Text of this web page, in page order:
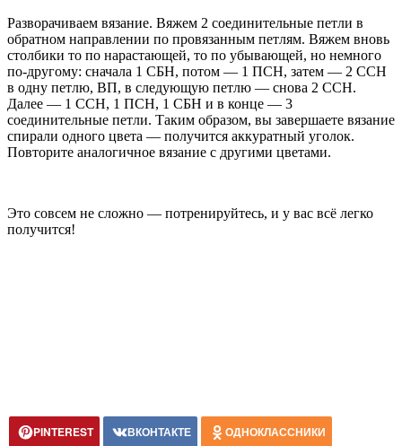
Разворачиваем вязание. Вяжем 2 соединительные петли в
обратном направлении по провязанным петлям. Вяжем вновь
столбики то по нарастающей, то по убывающей, но немного
по-другому: сначала 1 СБН, потом — 1 ПСН, затем — 2 ССН
в одну петлю, ВП, в следующую петлю — снова 2 ССН.
Далее — 1 ССН, 1 ПСН, 1 СБН и в конце — 3
соединительные петли. Таким образом, вы завершаете вязание
спирали одного цвета — получится аккуратный уголок.
Повторите аналогичное вязание с другими цветами.
Это совсем не сложно — потренируйтесь, и у вас всё легко
получится!
PINTEREST ВКОНТАКТЕ ОДНОКЛАССНИКИ